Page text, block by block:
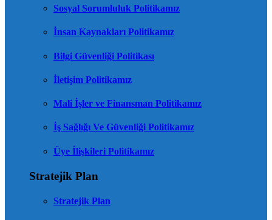
Sosyal Sorumluluk Politikamız
İnsan Kaynakları Politikamız
Bilgi Güvenliği Politikası
İletişim Politikamız
Mali İşler ve Finansman Politikamız
İş Sağlığı Ve Güvenliği Politikamız
Üye İlişkileri Politikamız
Stratejik Plan
Stratejik Plan